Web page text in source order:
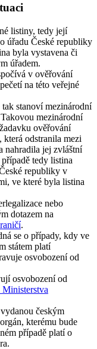
listiny, tedy její
úřadu České republiky
byla vystavena či
úřadem.
v ověřování
na této veřejné
tak stanoví mezinárodní
mezinárodní
ověřování
odstranila mezi
nahradila jej zvláštní
tedy listina
republiky v
ve které byla listina
nebo
dotazem na
.
se o případy, kdy ve
státem platí
osvobození od
osvobození od
českým
kterému bude
případě platí o